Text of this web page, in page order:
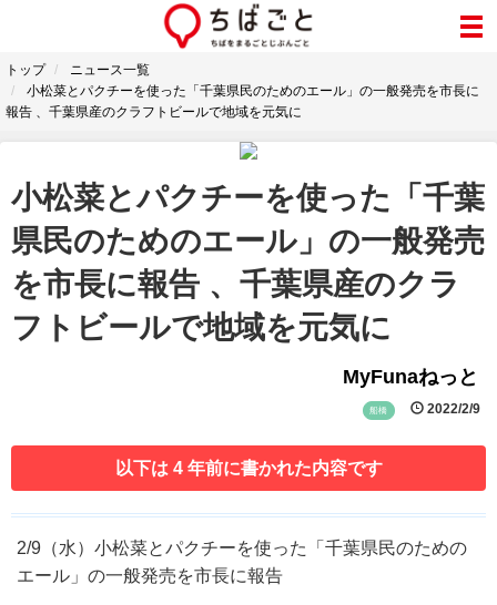
トップ
ニュース一覧
小松菜とパクチーを使った「千葉県民のためのエール」の一般発売を市長に
報告 、千葉県産のクラフトビールで地域を元気に
小松菜とパクチーを使った「千葉
県民のためのエール」の一般発売
を市長に報告 、千葉県産のクラ
フトビールで地域を元気に
MyFunaねっと
船橋 2022/2/9
以下は 4 年前に書かれた内容です
2/9 （水）小松菜とパクチーを使った「千葉県民のための
エール」の一般発売を市長に報告